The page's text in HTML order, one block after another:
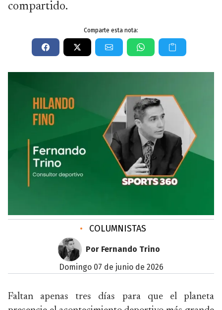
compartido.
Comparte esta nota:
• COLUMNISTAS
Por Fernando Trino
domingo 07 de junio de 2026
Faltan apenas tres días para que el planeta